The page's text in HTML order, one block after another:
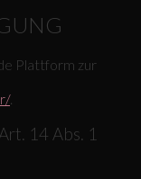
Plattform zur
.
14 Abs. 1